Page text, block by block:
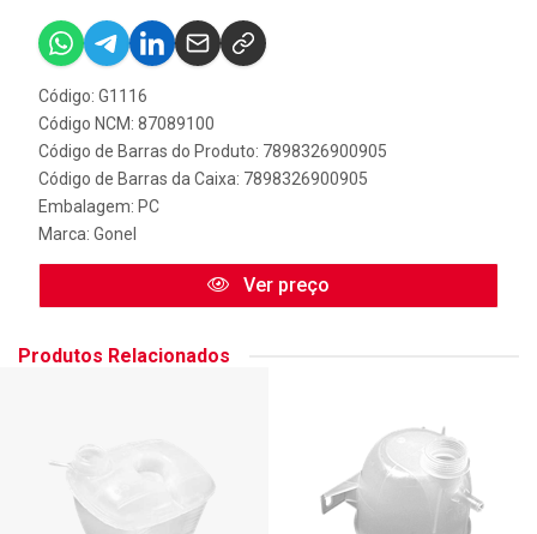
Código: G1116
Código NCM: 87089100
Código de Barras do Produto: 7898326900905
Código de Barras da Caixa: 7898326900905
Embalagem: PC
Marca: Gonel
Ver preço
Produtos Relacionados